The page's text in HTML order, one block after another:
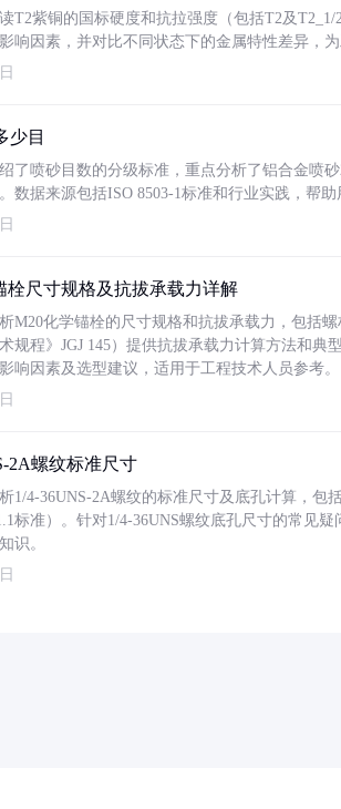
T2紫铜的国标硬度和抗拉强度（包括T2及
响因素，并对比不同状态下的金属特性差异，为
少目
了喷砂目数的分级标准，重点分析了铝合金喷
数据来源包括ISO 8503-1标准和行业实践，帮
栓尺寸规格及抗拔承载力详解
M20化学锚栓的尺寸规格和抗拔承载力，包括
规程》JGJ 145）提供抗拔承载力计算方法和
响因素及选型建议，适用于工程技术人员参考。
2A螺纹标准尺寸
1/4-36UNS-2A螺纹的标准尺寸及底孔计算，
标准）。针对1/4-36UNS螺纹底孔尺寸的常见
识。